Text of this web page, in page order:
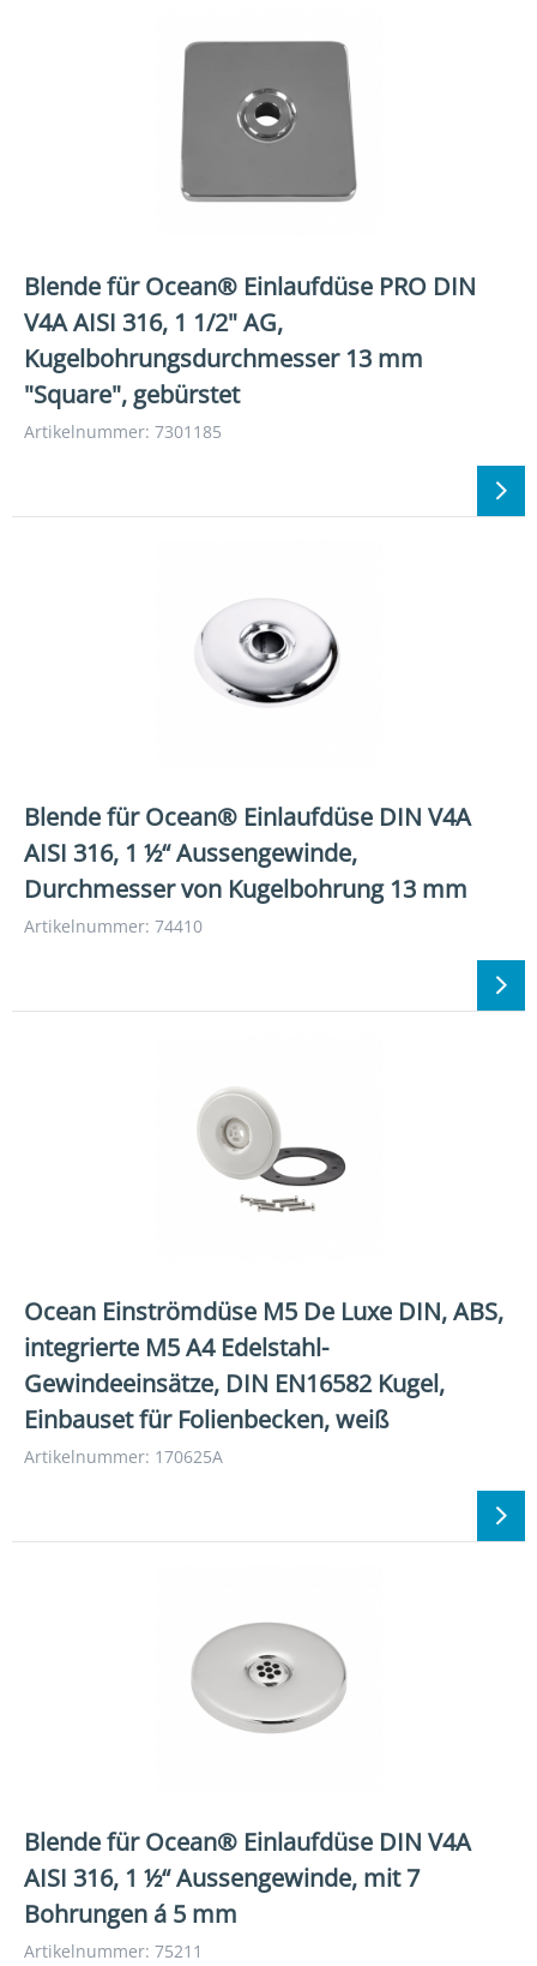
Blende für Ocean® Einlaufdüse PRO DIN
V4A AISI 316, 1 1/2" AG,
Kugelbohrungsdurchmesser 13 mm
"Square", gebürstet
Artikelnummer: 7301185
Blende für Ocean® Einlaufdüse DIN V4A
AISI 316, 1 ½“ Aussengewinde,
Durchmesser von Kugelbohrung 13 mm
Artikelnummer: 74410
Ocean Einströmdüse M5 De Luxe DIN, ABS,
integrierte M5 A4 Edelstahl-
Gewindeeinsätze, DIN EN16582 Kugel,
Einbauset für Folienbecken, weiß
Artikelnummer: 170625A
Blende für Ocean® Einlaufdüse DIN V4A
AISI 316, 1 ½“ Aussengewinde, mit 7
Bohrungen á 5 mm
Artikelnummer: 75211